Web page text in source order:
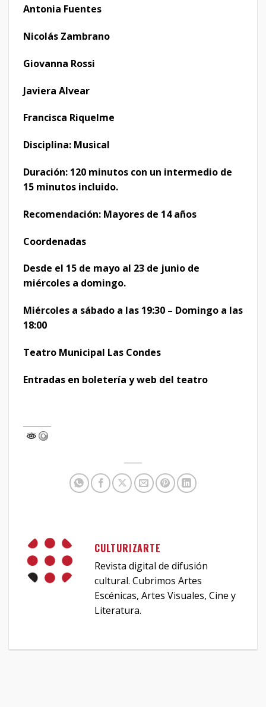
Antonia Fuentes
Nicolás Zambrano
Giovanna Rossi
Javiera Alvear
Francisca Riquelme
Disciplina: Musical
Duración: 120 minutos con un intermedio de
15 minutos incluido.
Recomendación: Mayores de 14 años
Coordenadas
Desde el 15 de mayo al 23 de junio de
miércoles a domingo.
Miércoles a sábado a las 19:30 – Domingo a las
18:00
Teatro Municipal Las Condes
Entradas en boletería y web del teatro
CULTURIZARTE
Revista digital de difusión
cultural. Cubrimos Artes
Escénicas, Artes Visuales, Cine y
Literatura.